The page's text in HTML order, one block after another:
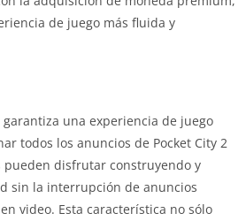
de juego más fluida y
una experiencia de juego
todos los anuncios de Pocket City 2
pueden disfrutar construyendo y
sin la interrupción de anuncios
video. Esta característica no sólo